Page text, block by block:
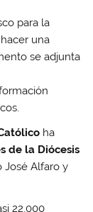
para la
una
se adjunta
ha
de la Diócesis
José Alfaro y
22.000